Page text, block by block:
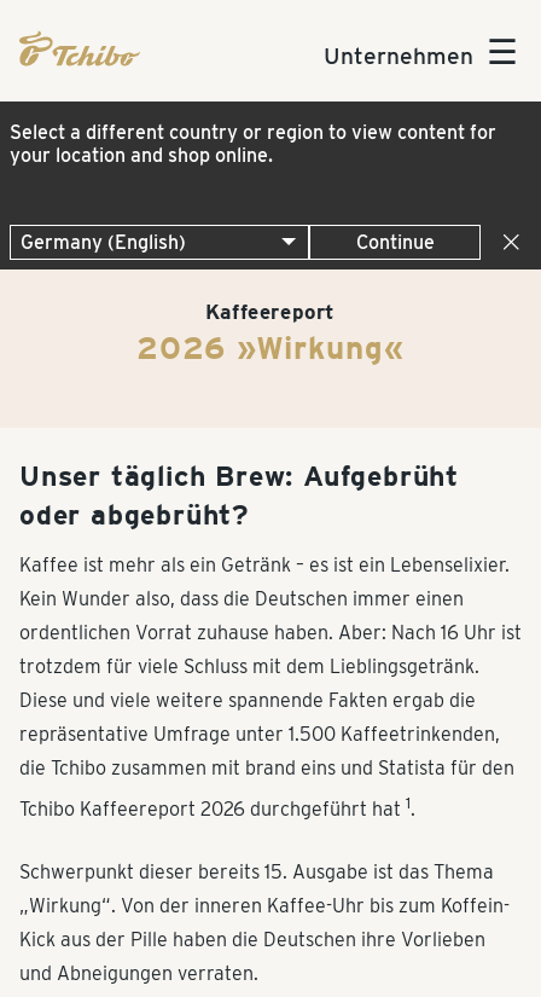
Unternehmen ☰
Select a different country or region to view content for
your location and shop online.
Continue
Kaffeereport
2026 »Wirkung«
Unser täglich Brew: Aufgebrüht
oder abgebrüht?
Kaffee ist mehr als ein Getränk – es ist ein Lebenselixier.
Kein Wunder also, dass die Deutschen immer einen
ordentlichen Vorrat zuhause haben. Aber: Nach 16 Uhr ist
trotzdem für viele Schluss mit dem Lieblingsgetränk.
Diese und viele weitere spannende Fakten ergab die
repräsentative Umfrage unter 1.500 Kaffeetrinkenden,
die Tchibo zusammen mit brand eins und Statista für den
Tchibo Kaffeereport 2026 durchgeführt hat 1.
Schwerpunkt dieser bereits 15. Ausgabe ist das Thema
„Wirkung“. Von der inneren Kaffee-Uhr bis zum Koffein-
Kick aus der Pille haben die Deutschen ihre Vorlieben
und Abneigungen verraten.